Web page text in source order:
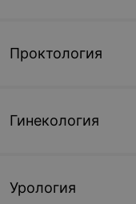
Проктология
Гинекология
Урология